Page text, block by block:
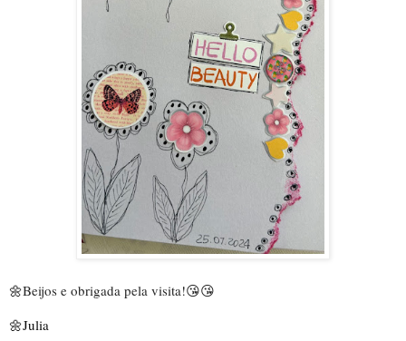
🌼Beijos e obrigada pela visita!😘😘
🌼Julia